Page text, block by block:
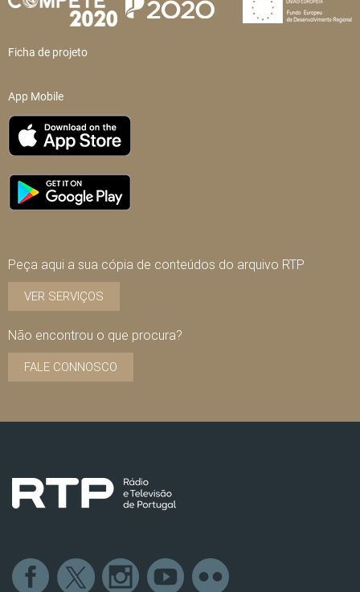
Ficha de projeto
App Mobile
Peça aqui a sua cópia de conteúdos do arquivo RTP
VER SERVIÇOS
Não encontrou o que procura?
FALE CONNOSCO